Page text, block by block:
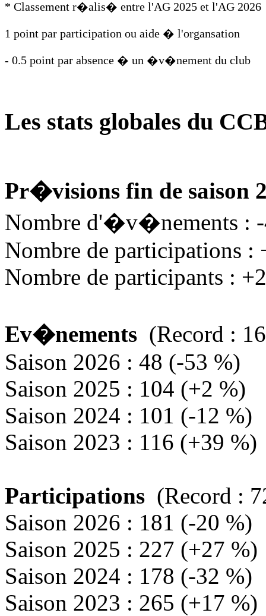
* Classement r�alis� entre l'AG 2025 et l'AG 2026
1 point par participation ou aide � l'organsation
- 0.5 point par absence � un �v�nement du club
Les stats globales du
Pr�visions fin de saison
Nombre d'�v�nements :
Nombre de participations :
Nombre de participants :
Ev�nements (Record :
Saison 2026 : 48 (-53 %)
Saison 2025 : 104 (+2 %)
Saison 2024 : 101 (-12 %)
Saison 2023 : 116 (+39 %)
Participations (Record :
Saison 2026 : 181 (-20 %)
Saison 2025 : 227 (+27 %)
Saison 2024 : 178 (-32 %)
Saison 2023 : 265 (+17 %)